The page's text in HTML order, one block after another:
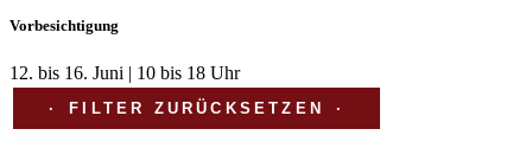
Vorbesichtigung
12. bis 16. Juni | 10 bis 18 Uhr
FILTER ZURÜCKSETZEN